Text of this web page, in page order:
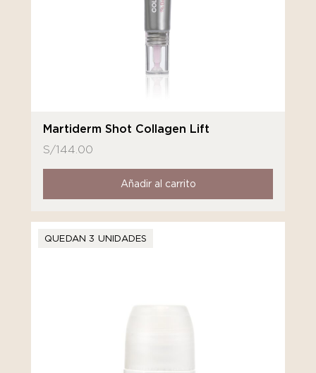
Martiderm Shot Collagen Lift
S/144.00
Añadir al carrito
QUEDAN 3 UNIDADES